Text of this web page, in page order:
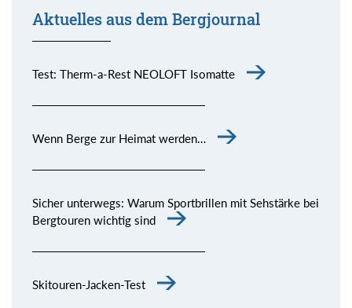
Aktuelles aus dem Bergjournal
Test: Therm-a-Rest NEOLOFT Isomatte
Wenn Berge zur Heimat werden…
Sicher unterwegs: Warum Sportbrillen mit Sehstärke bei
Bergtouren wichtig sind
Skitouren-Jacken-Test